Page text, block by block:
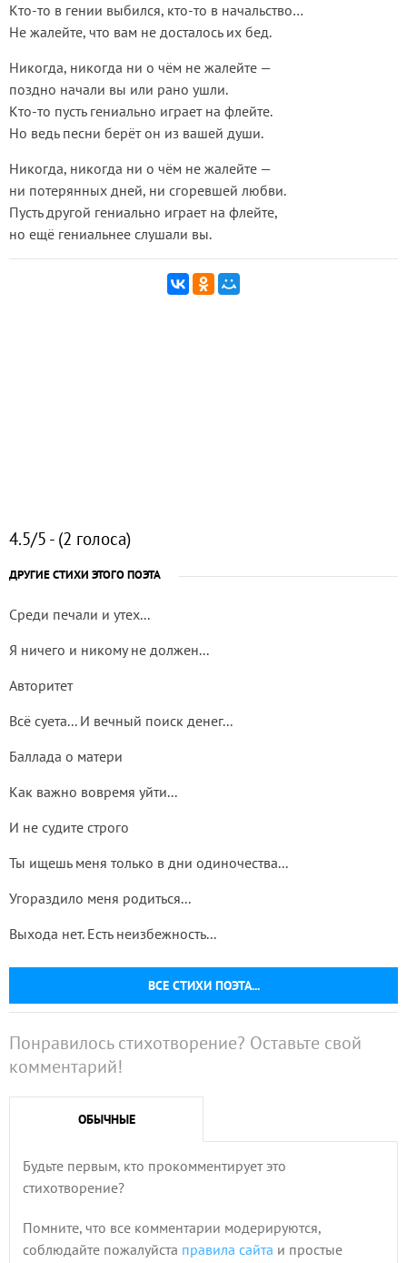
Кто-то в гении выбился, кто-то в начальство…
Не жалейте, что вам не досталось их бед.
Никогда, никогда ни о чём не жалейте —
поздно начали вы или рано ушли.
Кто-то пусть гениально играет на флейте.
Но ведь песни берёт он из вашей души.
Никогда, никогда ни о чём не жалейте —
ни потерянных дней, ни сгоревшей любви.
Пусть другой гениально играет на флейте,
но ещё гениальнее слушали вы.
4.5/5 - (2 голоса)
ДРУГИЕ СТИХИ ЭТОГО ПОЭТА
ВСЕ СТИХИ ПОЭТА...
Среди печали и утех...
Я ничего и никому не должен...
Авторитет
Всё суета... И вечный поиск денег...
Баллада о матери
Как важно вовремя уйти...
И не судите строго
Ты ищешь меня только в дни одиночества...
Угораздило меня родиться...
Выхода нет. Есть неизбежность...
Понравилось стихотворение? Оставьте свой
комментарий!
ОБЫЧНЫЕ
Будьте первым, кто прокомментирует это
стихотворение?
Помните, что все комментарии модерируются,
соблюдайте пожалуйста правила сайта и простые